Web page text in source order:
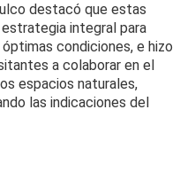
destacó que estas
integral para
condiciones, e hizo
a colaborar en el
espacios naturales,
las indicaciones del